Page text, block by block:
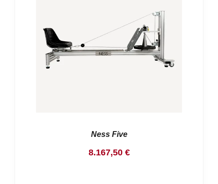
Mi cuenta
Ness Five
8.167,50 €